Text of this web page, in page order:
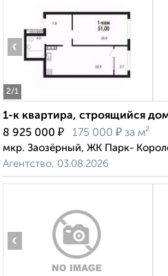
2/1
‹
1-к квартира, строящийся
8 925 000 ₽ 175 000 ₽ за м²
мкр. Заозёрный, ЖК Парк-
Агентство, 03.08.2026
‹